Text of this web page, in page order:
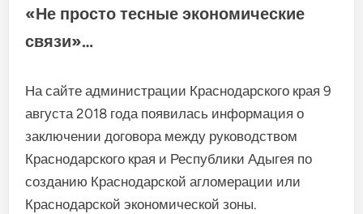
«Не просто тесные экономические
связи»…
На сайте администрации Краснодарского края 9
августа 2018 года появилась информация о
заключении договора между руководством
Краснодарского края и Республики Адыгея по
созданию Краснодарской агломерации или
Краснодарской экономической зоны.